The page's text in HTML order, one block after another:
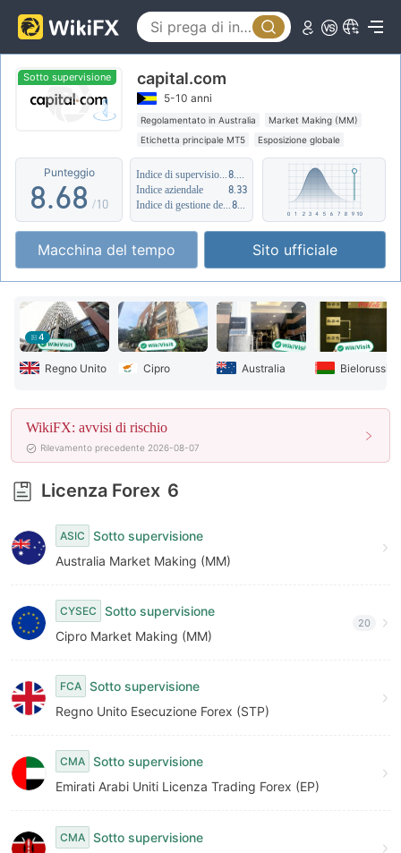
Sotto supervisione capital.com
5-10 anni
Regolamentato in Australia
Market Making (MM)
Etichetta principale MT5
Esposizione globale
Alto rischio potenziale
Supervisione offshore
Punteggio
3
4
5
7
8
9
.
1
2
3
5
6
7
8
9
3
4
5
7
8
9
/10
Indice aziendale
8.33
Macchina del tempo Sito ufficiale
4
Regno Unito Cipro Australia Bielorussia
WikiFX: avvisi di rischio
Rilevamento precedente 2026-08-07
Licenza Forex 6
ASIC
Sotto supervisione
Australia Market Making (MM)
CYSEC
Sotto supervisione
Cipro Market Making (MM)
20
FCA Sotto supervisione
Regno Unito Esecuzione Forex (STP)
CMA Sotto supervisione
Emirati Arabi Uniti Licenza Trading Forex (EP)
CMA Sotto supervisione